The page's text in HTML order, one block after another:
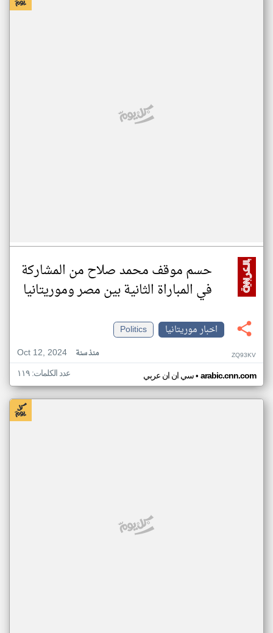
حسم موقف محمد صلاح من المشاركة
في المباراة الثانية بين مصر وموريتانيا
اخبار موريتانيا
Politics
Oct 12, 2024
منذ سنة ZQ93KV
سي ان ان عربي• arabic.cnn.com عدد الكلمات: ١١٩